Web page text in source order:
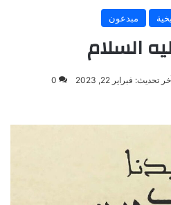
مبدعون
السلام
تحديث: فبراير 22, 2023 0